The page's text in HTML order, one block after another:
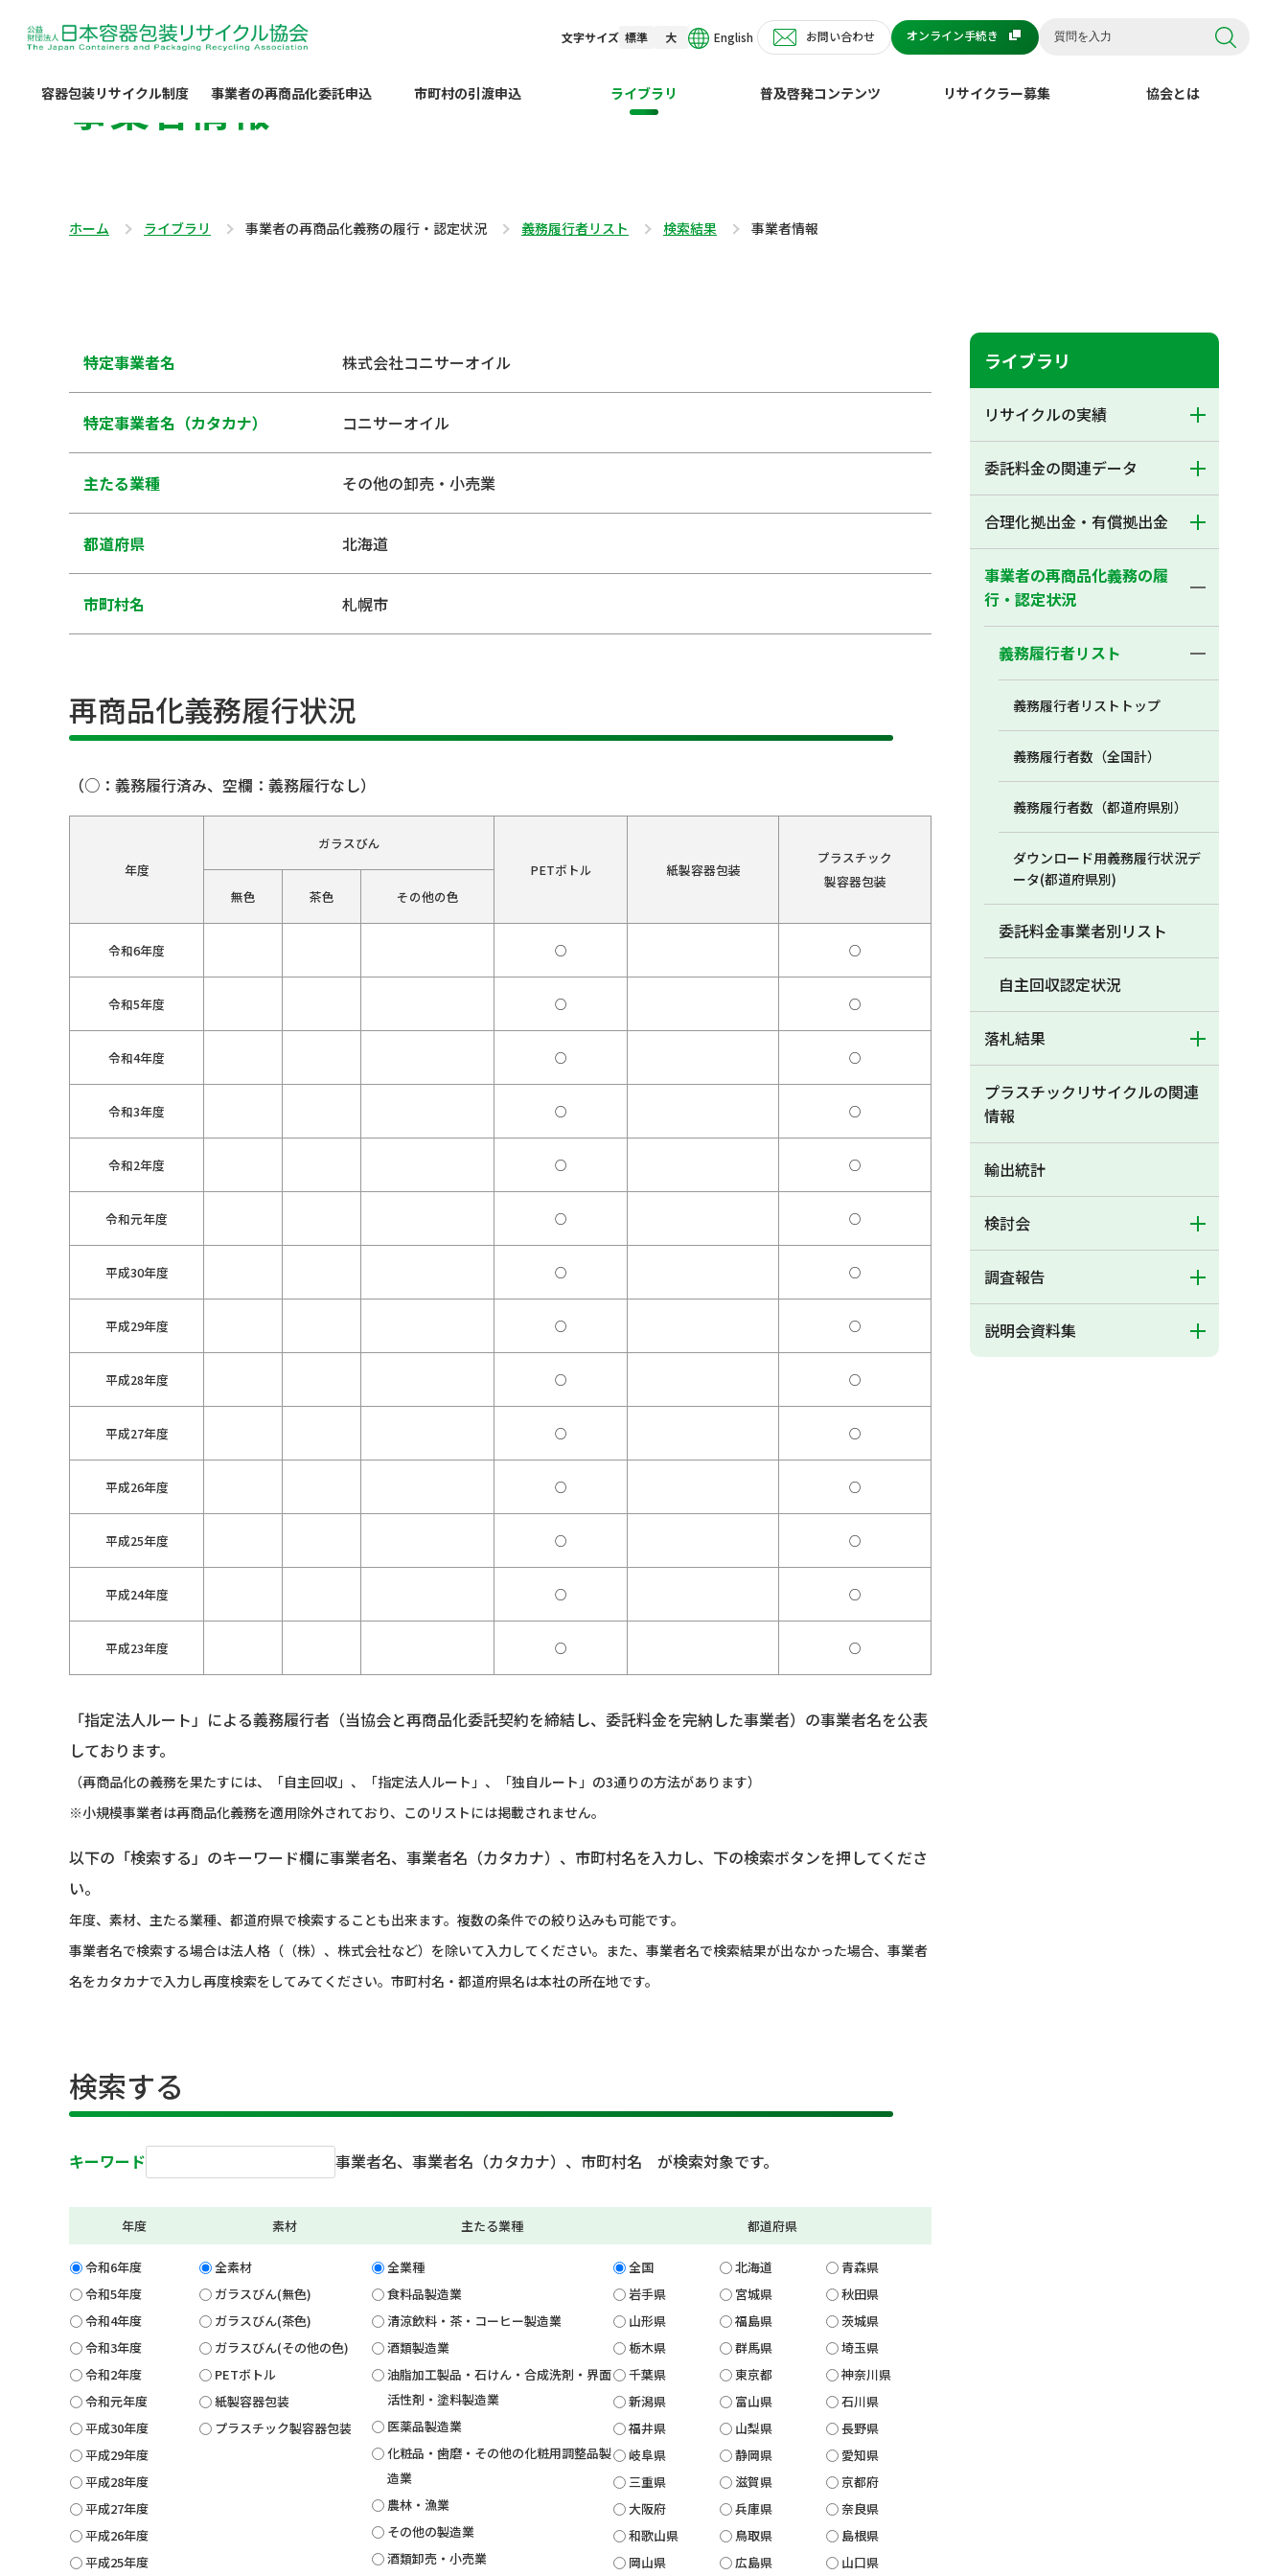
文字サイズ 標準 大 English お問い合わせ オンライン手続き
容器包装リサイクル制度 事業者の再商品化委託申込 市町村の引渡申込 ライブラリ 普及啓発コンテンツ リサイクラー募集 協会とは
事業者情報
ホーム ライブラリ 事業者の再商品化義務の履行・認定状況 義務履行者リスト 検索結果 事業者情報
特定事業者名 株式会社コニサーオイル
特定事業者名（カタカナ） コニサーオイル
主たる業種 その他の卸売・小売業
都道府県 北海道
市町村名 札幌市
再商品化義務履行状況
（○：義務履行済み、空欄：義務履行なし）
年度
ガラスびん
PETボトル
紙製容器包装
プラスチック
製容器包装
無色
茶色 その他の色
令和6年度 ○ ○
令和5年度 ○ ○
令和4年度 ○ ○
令和3年度 ○ ○
令和2年度 ○ ○
令和元年度 ○ ○
平成30年度 ○ ○
平成29年度 ○ ○
平成28年度 ○ ○
平成27年度 ○ ○
平成26年度 ○ ○
平成25年度 ○ ○
平成24年度 ○ ○
平成23年度 ○ ○
「指定法人ルート」による義務履行者（当協会と再商品化委託契約を締結し、委託料金を完納した事業者）の事業者名を公表
しております。
（再商品化の義務を果たすには、「自主回収」、「指定法人ルート」、「独自ルート」の3通りの方法があります）
※小規模事業者は再商品化義務を適用除外されており、このリストには掲載されません。
以下の「検索する」のキーワード欄に事業者名、事業者名（カタカナ）、市町村名を入力し、下の検索ボタンを押してくださ
い。
年度、素材、主たる業種、都道府県で検索することも出来ます。複数の条件での絞り込みも可能です。
事業者名で検索する場合は法人格（（株）、株式会社など）を除いて入力してください。また、事業者名で検索結果が出なかった場合、事業者
名をカタカナで入力し再度検索をしてみてください。市町村名・都道府県名は本社の所在地です。
検索する
キーワード 事業者名、事業者名（カタカナ）、市町村名 が検索対象です。
年度
令和6年度
令和5年度
令和4年度
令和3年度
令和2年度
令和元年度
平成30年度
平成29年度
平成28年度
平成27年度
平成26年度
平成25年度
素材
全素材
ガラスびん(無色)
ガラスびん(茶色)
ガラスびん(その他の色)
PETボトル
紙製容器包装
プラスチック製容器包装
主たる業種
全業種
食料品製造業
清涼飲料・茶・コーヒー製造業
酒類製造業
油脂加工製品・石けん・合成洗剤・界面
活性剤・塗料製造業
医薬品製造業
化粧品・歯磨・その他の化粧用調整品製
造業
農林・漁業
その他の製造業
酒類卸売・小売業
都道府県
全国 北海道
青森県
岩手県
宮城県
秋田県
山形県
福島県
茨城県
栃木県
群馬県
埼玉県
千葉県
東京都
神奈川県
新潟県
富山県
石川県
福井県
山梨県
長野県
岐阜県
静岡県
愛知県
三重県
滋賀県
京都府
大阪府
兵庫県
奈良県
和歌山県
鳥取県
島根県
岡山県
広島県
山口県
ライブラリ
リサイクルの実績
委託料金の関連データ
合理化拠出金・有償拠出金
事業者の再商品化義務の履
行・認定状況
義務履行者リスト
義務履行者リストトップ
義務履行者数（全国計）
義務履行者数（都道府県別）
ダウンロード用義務履行状況デ
ータ(都道府県別)
委託料金事業者別リスト
自主回収認定状況
落札結果
プラスチックリサイクルの関連
情報
輸出統計
検討会
調査報告
説明会資料集